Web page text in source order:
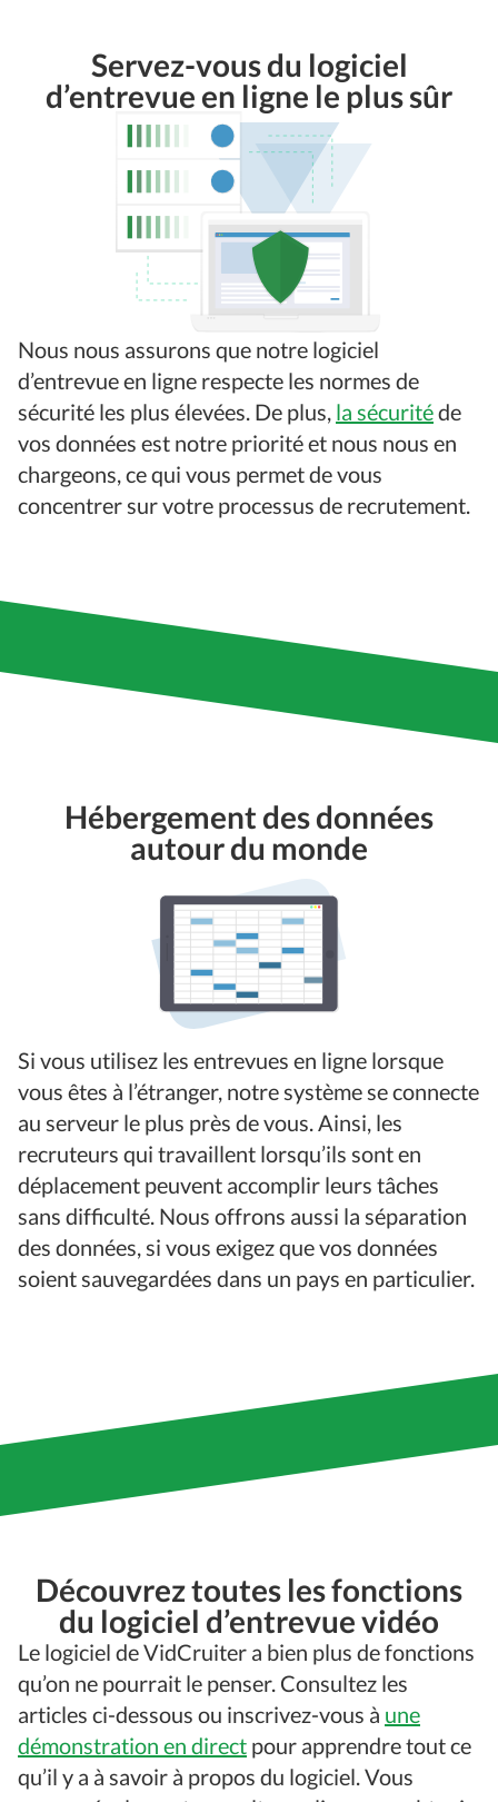
Servez-vous du logiciel
d’entrevue en ligne le plus sûr
Nous nous assurons que notre logiciel
d’entrevue en ligne respecte les normes de
sécurité les plus élevées. De plus, la sécuritéde
vos données est notre priorité et nous nous en
chargeons, ce qui vous permet de vous
concentrer sur votre processus de recrutement.
Hébergement des données
autour du monde
Si vous utilisez les entrevues en ligne lorsque
vous êtes à l’étranger, notre système se connecte
au serveur le plus près de vous. Ainsi, les
recruteurs qui travaillent lorsqu’ils sont en
déplacement peuvent accomplir leurs tâches
sans difficulté. Nous offrons aussi la séparation
des données, si vous exigez que vos données
soient sauvegardées dans un pays en particulier.
Découvrez toutes les fonctions
du logiciel d’entrevue vidéo
Le logiciel de VidCruiter a bien plus de fonctions
qu’on ne pourrait le penser. Consultez les
articles ci-dessous ou inscrivez-vous à une
démonstration en direct pour apprendre tout ce
qu’il y a à savoir à propos du logiciel. Vous